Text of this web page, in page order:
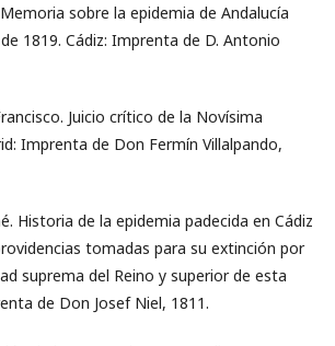
sobre la epidemia de Andalucía
1819. Cádiz: Imprenta de D. Antonio
Juicio crítico de la Novísima
Imprenta de Don Fermín Villalpando,
Historia de la epidemia padecida en Cádiz
tomadas para su extinción por
suprema del Reino y superior de esta
de Don Josef Niel, 1811.